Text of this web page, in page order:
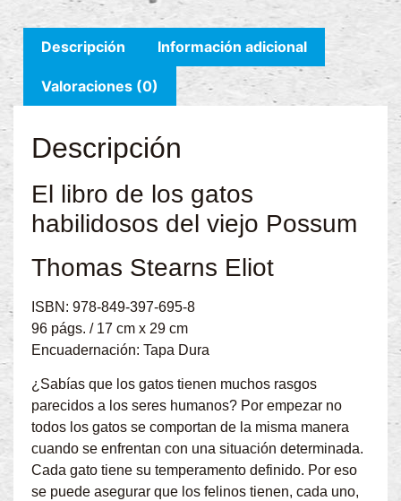
Descripción Información adicional
Valoraciones (0)
Descripción
El libro de los gatos
habilidosos del viejo Possum
Thomas Stearns Eliot
ISBN: 978-849-397-695-8
96 págs. / 17 cm x 29 cm
Encuadernación: Tapa Dura
¿Sabías que los gatos tienen muchos rasgos
parecidos a los seres humanos? Por empezar no
todos los gatos se comportan de la misma manera
cuando se enfrentan con una situación determinada.
Cada gato tiene su temperamento definido. Por eso
se puede asegurar que los felinos tienen, cada uno,